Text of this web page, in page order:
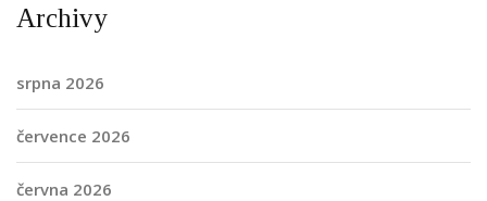
Archivy
srpna 2026
července 2026
června 2026